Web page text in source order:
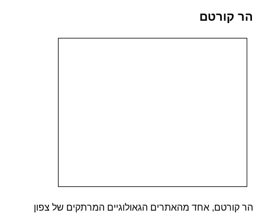
הר קורטם
הר קורטם, אחד מהאתרים הגאולוגיים המרתקים של צפון